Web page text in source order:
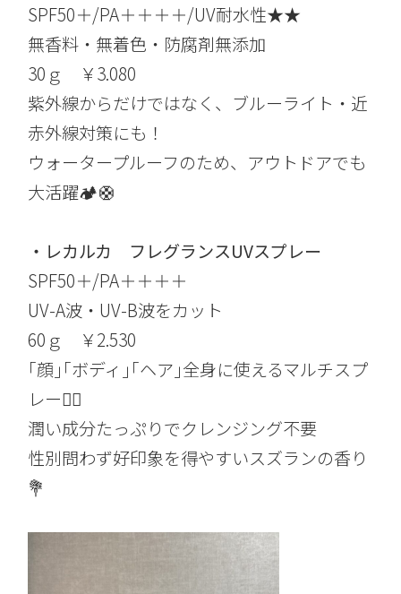
SPF50＋/PA＋＋＋＋/UV耐水性★★
無香料・無着色・防腐剤無添加
30ｇ ￥3.080
紫外線からだけではなく、ブルーライト・近
赤外線対策にも！
ウォータープルーフのため、アウトドアでも
大活躍🏕️🛟
・レカルカ フレグランスUVスプレー
SPF50＋/PA＋＋＋＋
UV-A波・UV-B波をカット
60ｇ ￥2.530
｢顔｣｢ボディ｣｢ヘア｣全身に使えるマルチスプ
レー🤸‍♂️
潤い成分たっぷりでクレンジング不要
性別問わず好印象を得やすいスズランの香り
💐